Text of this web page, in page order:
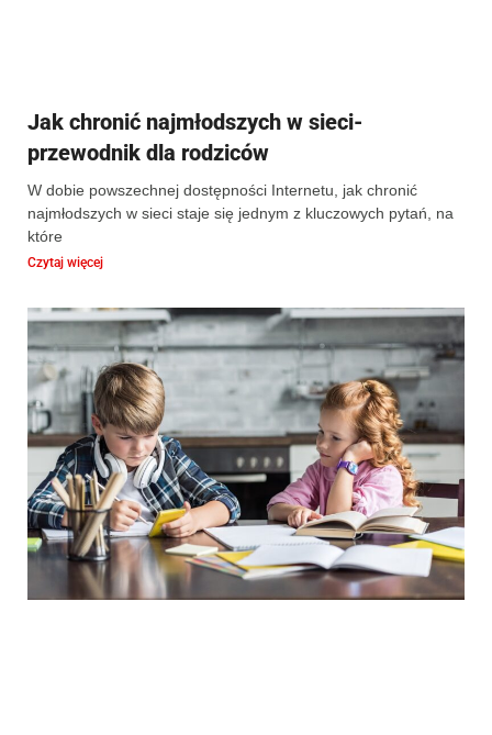
Jak chronić najmłodszych w sieci-
przewodnik dla rodziców
W dobie powszechnej dostępności Internetu, jak chronić
najmłodszych w sieci staje się jednym z kluczowych pytań, na
które
Czytaj więcej